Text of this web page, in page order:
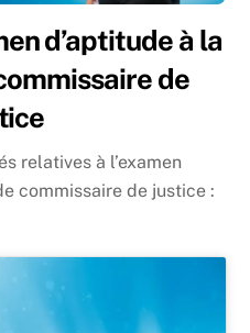
d’aptitude à la
de
relatives à l’examen
commissaire de justice :